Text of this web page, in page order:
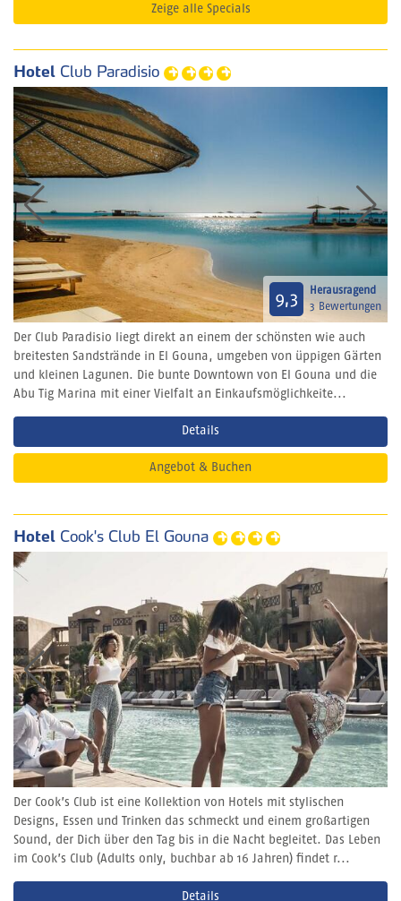
Zeige alle Specials
Hotel Club Paradisio
9,3
Herausragend
3 Bewertungen
Der Club Paradisio liegt direkt an einem der schönsten wie auch
breitesten Sandstrände in El Gouna, umgeben von üppigen Gärten
und kleinen Lagunen. Die bunte Downtown von El Gouna und die
Abu Tig Marina mit einer Vielfalt an Einkaufsmöglichkeite...
Details
Angebot & Buchen
Hotel Cook's Club El Gouna
Der Cook’s Club ist eine Kollektion von Hotels mit stylischen
Designs, Essen und Trinken das schmeckt und einem großartigen
Sound, der Dich über den Tag bis in die Nacht begleitet. Das Leben
im Cook’s Club (Adults only, buchbar ab 16 Jahren) findet r...
Details